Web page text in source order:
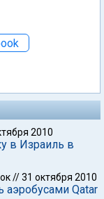
2010
в Израиль в
//31 октября 2010
Qatar